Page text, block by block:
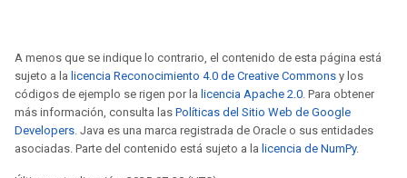
A menos que se indique lo contrario, el contenido de esta página está
sujeto a la licencia Reconocimiento 4.0 de Creative Commons y los
códigos de ejemplo se rigen por la licencia Apache 2.0. Para obtener
más información, consulta las Políticas del Sitio Web de Google
Developers. Java es una marca registrada de Oracle o sus entidades
asociadas. Parte del contenido está sujeto a la licencia de NumPy.